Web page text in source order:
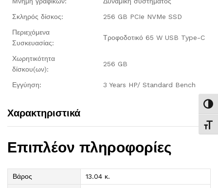
Σκληρός δίσκος:
256 GB PCIe NVMe SSD
Περιεχόμενα
Συσκευασίας:
Τροφοδοτικό 65 W USB Type-C
Χωρητικότητα
δίσκου(ων):
256 GB
Εγγύηση: 3 Years HP/ Standard Bench
Χαρακτηριστικά
Επιπλέον πληροφορίες
Βάρος
13.04 κ.